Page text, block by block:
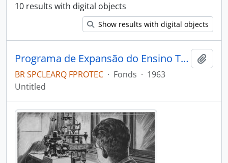
10 results with digital objects
Show results with digital objects
Programa de Expansão do Ensino Tecnológico (PROTEC)
BR SPCLEARQ FPROTEC · Fonds · 1963
Untitled